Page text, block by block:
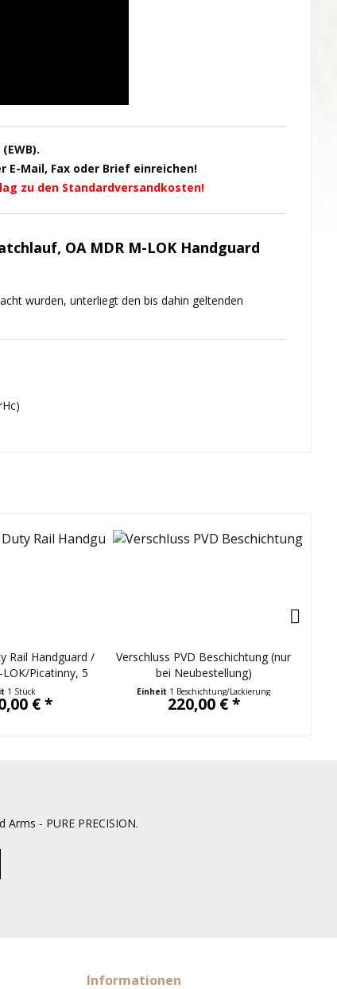
E-Mail, Fax oder Brief einreichen!
zu den Standardversandkosten!
OA MDR M-LOK Handguard
wurden, unterliegt den bis dahin geltenden
Rail Handguard /
Picatinny, 5
1 Stück
€ *
Verschluss PVD Beschichtung (nur
bei Neubestellung)
Einheit 1 Beschichtung/Lackierung
220,00 € *
- PURE PRECISION.
Informationen